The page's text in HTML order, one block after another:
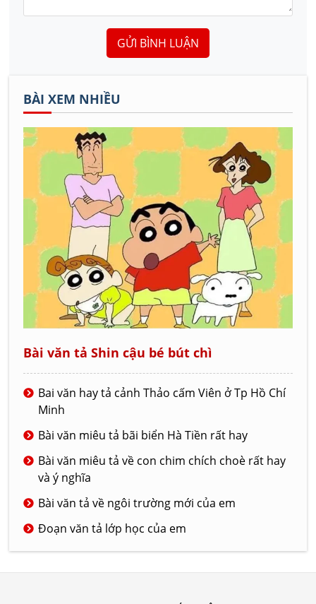
GỬI BÌNH LUẬN
BÀI XEM NHIỀU
Bài văn tả Shin cậu bé bút chì
Bai văn hay tả cảnh Thảo cấm Viên ở Tp Hồ Chí
Minh
Bài văn miêu tả bãi biển Hà Tiền rất hay
Bài văn miêu tả về con chim chích choè rất hay
và ý nghĩa
Bài văn tả về ngôi trường mới của em
Đoạn văn tả lớp học của em